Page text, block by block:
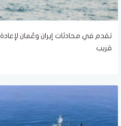
تقدم في محادثات إيران وعُمان
قريب